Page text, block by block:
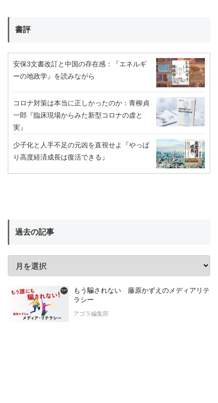
書評
安保3文書改訂と中国の存在感：『エネルギ
ーの地政学』を読みながら
コロナ対策は本当に正しかったのか：青柳貞
一郎『臨床現場からみた新型コロナの虚と
実』
少子化と人手不足の元凶を直視せよ『やっぱ
り高度経済成長は復活できる』
過去の記事
もう騙されない 藤原かずえのメディアリテ
ラシー
アゴラ編集部